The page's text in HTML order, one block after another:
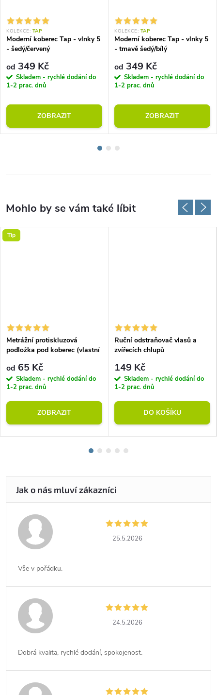
KOLEKCE: TAP
Moderní koberec Tap - vlnky 5
- šedý/červený
od 349 Kč
Skladem - rychlé dodání do
1-2 prac. dnů
ZOBRAZIT
KOLEKCE: TAP
Moderní koberec Tap - vlnky 5
- tmavě šedý/bílý
od 349 Kč
Skladem - rychlé dodání do
1-2 prac. dnů
ZOBRAZIT
Tip
Metrážní protiskluzová
podložka pod koberec (vlastní
od 65 Kč
Skladem - rychlé dodání do
1-2 prac. dnů
ZOBRAZIT
Ruční odstraňovač vlasů a
zvířecích chlupů
149 Kč
Skladem - rychlé dodání do
1-2 prac. dnů
DO KOŠÍKU
25.5.2026
Vše v pořádku.
24.5.2026
Dobrá kvalita, rychlé dodání, spokojenost.